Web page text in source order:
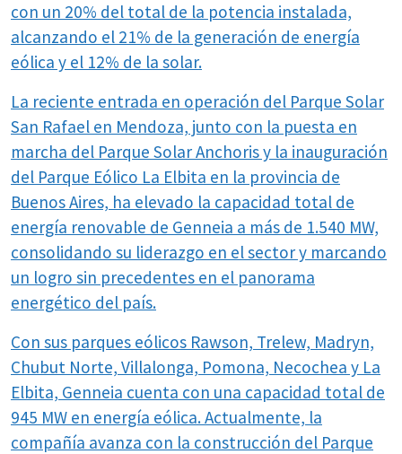
con un 20% del total de la potencia instalada,
alcanzando el 21% de la generación de energía
eólica y el 12% de la solar.
La reciente entrada en operación del Parque Solar
San Rafael en Mendoza, junto con la puesta en
marcha del Parque Solar Anchoris y la inauguración
del Parque Eólico La Elbita en la provincia de
Buenos Aires, ha elevado la capacidad total de
energía renovable de Genneia a más de 1.540 MW,
consolidando su liderazgo en el sector y marcando
un logro sin precedentes en el panorama
energético del país.
Con sus parques eólicos Rawson, Trelew, Madryn,
Chubut Norte, Villalonga, Pomona, Necochea y La
Elbita, Genneia cuenta con una capacidad total de
945 MW en energía eólica. Actualmente, la
compañía avanza con la construcción del Parque